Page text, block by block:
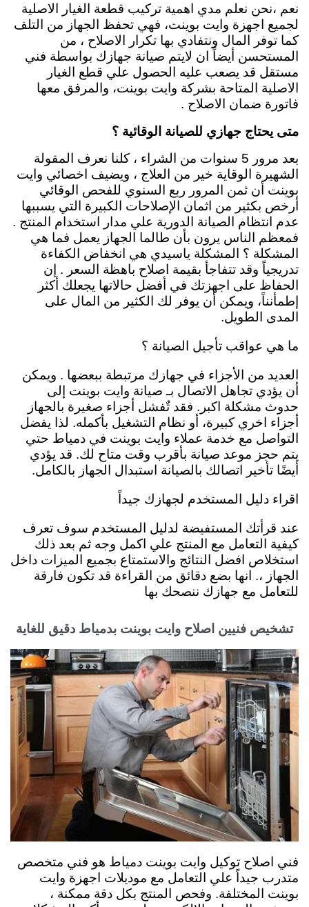
نعم ،نحن نعلم مدي اهمية تركيب قطعة الغيار الاصلية
لجميع اجهزة وايت بوينت، فهي تحفظ الجهاز من التلف
كما توفر المال ونتفادي بها تكرار الاصلاح ، من
المستحسن أيضاً ان لايتم صيانة جهازك بواسطة فني
مستقل قد يصعب عليه الحصول علي قطع الغيار
الاصلية المتاحة بشركة وايت بوينت، والمرفق معها
فاتورة ضمان الاصلاح .
متى يحتاج جهازي للصيانة الوقائية ؟
بعد مرور 5 سنوات من الشراء ، كلنا نعرف المقولة
الشهيرة الوقاية خير من العلاج ، ويضيف اخصائي وايت
بوينت أن ثمن المرور ربع السنوي للفحص الوقائي
أرخص بكثير من اثمان الإصلاحات الكبيرة التي يسببها
عدم انتظام الصيانة الدورية علي مدار استخدام المنتج .
فمعظم الناس يرون بأن طالما الجهاز يعمل فما هي
المشكلة ؟ المشكلة ياسيدي هي انخفاض الكفاءة
تدريجياً وقد تتفاجأ بقيمة اصلاح باهظة السعر . إن
الحفاظ على اجهزتك في أفضل حالاتها يجعلك أكثر
إطمأنناً، ويمكن أن يوفر لك الكثير من المال على
المدى الطويل.
ما هي عواقب تأجيل الصيانة ؟
العديد من الأجزاء في جهازك مرتبطة ببعضها . ويمكن
أن يؤدي تجاهل الاتصال بـ صيانة وايت بوينت إلى
حدوث مشكلة اكبر. فقد تٌفشل أجزاء صغيرة بالجهاز
أجزاء اخري كبيرة، أو نظام التشغيل بأكمله. لذا يفضل
التواصل مع خدمة عملاء وايت بوينت في دمياط حتي
يتم حجز موعد صيانة بأقرب وقت متاح لك. قد يؤدي
أيضًا تأخير اتصالك بالصيانة استبدال الجهاز بالكامل.
اقراء دليل المستخدم لجهازك جيداً
عند قرأتك المستفيضة لدليل المستخدم سوف تعرف
كيفية التعامل مع المنتج علي اكمل وجه ثم بعد ذلك
استخلاص افضل النتائج والاستمتاع بجميع الميزات داخل
الجهاز ،. انها بضع دقائق من القراءة قد تكون فارقة
للتعامل مع جهازك ننصحك بها
تشخيص فنيين اصلاح وايت بوينت بدمياط دقيق للغاية
فني اصلاح توكيل وايت بوينت دمياط هو فني متخصص
متدرب جيداً علي التعامل مع موديلات اجهزة وايت
بوينت المختلفة. وفحص المنتج بكل دقة ممكنة ،